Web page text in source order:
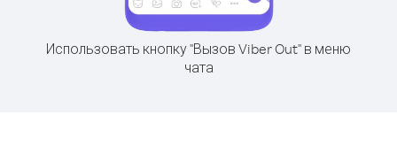
Использовать кнопку "Вызов Viber Out" в меню
чата